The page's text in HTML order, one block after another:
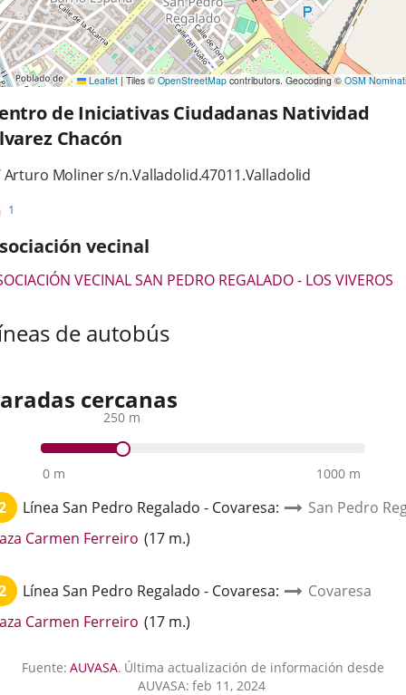
Leaflet | Tiles © OpenStreetMap contributors. Geocoding ©OSM
de Iniciativas Ciudadanas Natividad
Chacón
Arturo Moliner s/n.Valladolid.47011.Valladolid
Líneas
Bus
1
una
aplicación
externa.
vecinal
VECINAL SAN PEDRO REGALADO - LOS VIVEROS
de autobús
cercanas
0 m
250 m
1000 m
Línea San Pedro Regalado - Covaresa:
San Pedro
Carmen Ferreiro Enlace
aplicación
externa.
(17 m.)
Línea San Pedro Regalado - Covaresa:
Covaresa
Carmen Ferreiro Enlace
una
aplicación
(17 m.)
Fuente: AUVASA. Última actualización de información desde
AUVASA: feb 11, 2024